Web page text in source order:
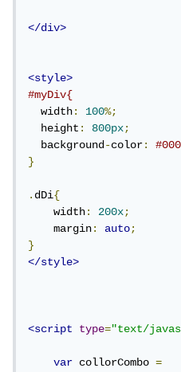
</div>
<style>
#myDiv{
  width
: 100%;
  height
: 800px;
  background
-color:
}
.dDi{
    width
: 200x;
    margin
: auto;
}
</style>
<script type="text/
var collorCombo =